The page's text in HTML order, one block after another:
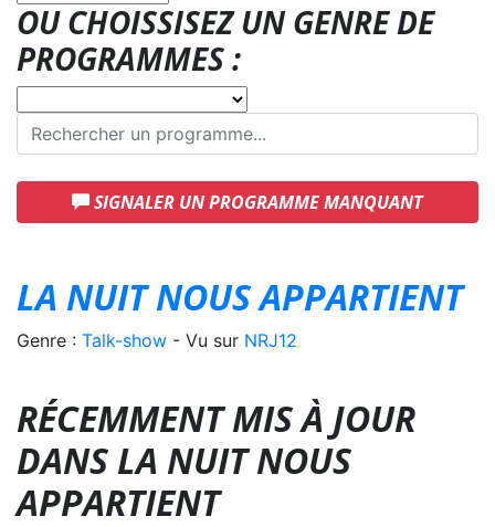
OU CHOISSISEZ UN GENRE DE
PROGRAMMES :
SIGNALER UN PROGRAMME MANQUANT
LA NUIT NOUS APPARTIENT
Genre : Talk-show - Vu sur NRJ12
RÉCEMMENT MIS À JOUR
DANS LA NUIT NOUS
APPARTIENT